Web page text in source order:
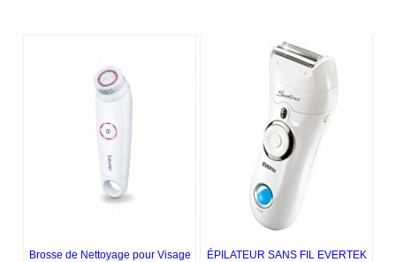
Brosse de Nettoyage pour Visage
ÉPILATEUR SANS FIL EVERTEK